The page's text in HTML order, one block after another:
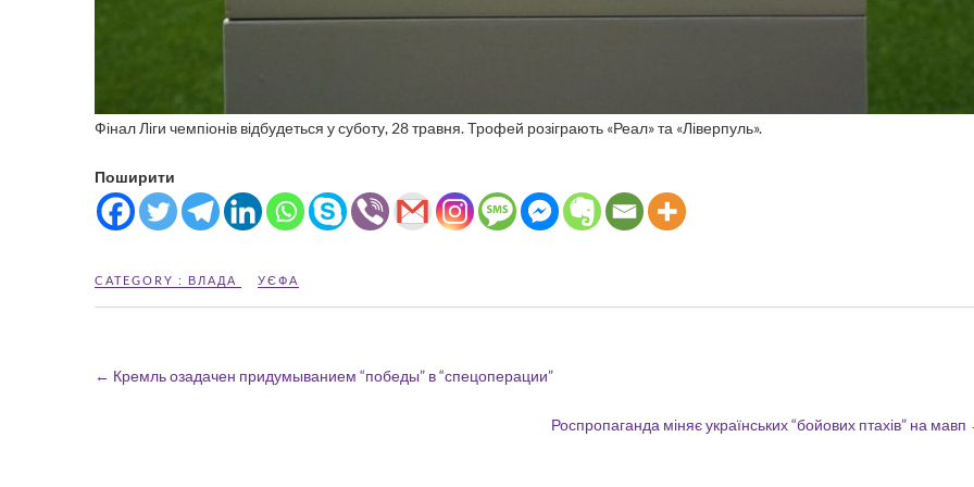
Фінал Ліги чемпіонів відбудеться у суботу, 28 травня. Трофей розіграють «Реал» та «Ліверпуль».
Поширити
CATEGORY : ВЛАДА УЄФА
← Кремль озадачен придумыванием “победы” в “спецоперации”
Роспропаганда міняє українських “бойових птахів” на мавп